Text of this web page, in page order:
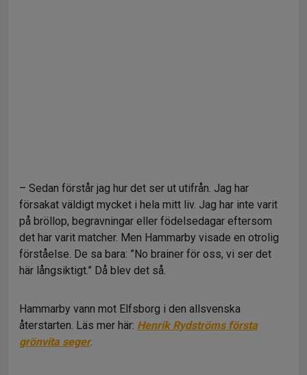
– Sedan förstår jag hur det ser ut utifrån. Jag har
försakat väldigt mycket i hela mitt liv. Jag har inte varit
på bröllop, begravningar eller födelsedagar eftersom
det har varit matcher. Men Hammarby visade en otrolig
förståelse. De sa bara: ”No brainer för oss, vi ser det
här långsiktigt.” Då blev det så.
Hammarby vann mot Elfsborg i den allsvenska
återstarten. Läs mer här: Henrik Rydströms första
grönvita seger.